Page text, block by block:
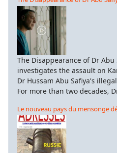
The Disappearance of Dr Abu
investigates the assault on
Dr Hussam Abu Safiya's
For more than two decades,
Le nouveau pays du mensonge